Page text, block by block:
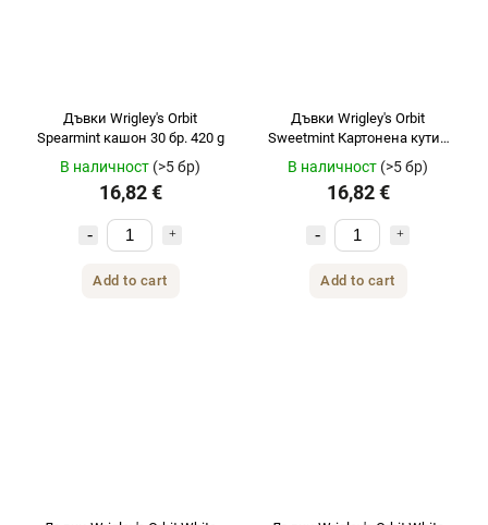
Дъвки Wrigley's Orbit
Spearmint кашон 30 бр. 420 g
В наличност (>5 бр)
16,82 €
Add to cart
Дъвки Wrigley's Orbit
Sweetmint Картонена кутия
30 бр. 420 гр.
В наличност (>5 бр)
16,82 €
Add to cart